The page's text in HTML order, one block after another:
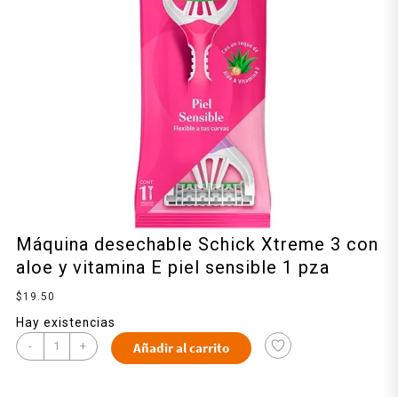
Máquina desechable Schick Xtreme 3 con
aloe y vitamina E piel sensible 1 pza
$ 19.50
Hay existencias
- + Añadir al carrito